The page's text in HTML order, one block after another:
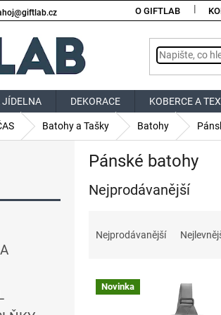
O GIFTLAB
JÍDELNA DEKORACE KOBERCE A
Batohy a Tašky Batohy
Pánské batohy
Nejprodávanější
Nejprodávanější
V Novinka